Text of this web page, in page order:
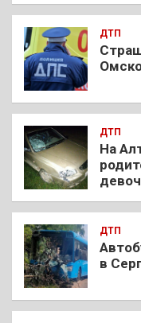
ДТП
ДТП
На
ДТП
в